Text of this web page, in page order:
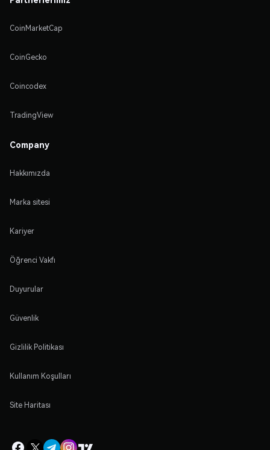
CoinMarketCap
CoinGecko
Coincodex
TradingView
Company
Hakkımızda
Marka sitesi
Kariyer
Öğrenci Vakfı
Duyurular
Güvenlik
Gizlilik Politikası
Kullanım Koşulları
Site Haritası